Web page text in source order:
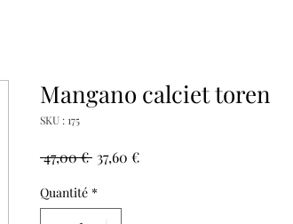
Mangano calciet toren
SKU : 175
47,00 € Prix
37,60 €Prix
Quantité *